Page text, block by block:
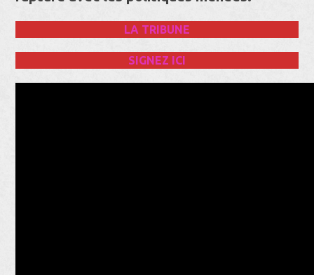
LA TRIBUNE
SIGNEZ ICI